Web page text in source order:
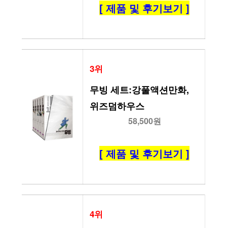
[ 제품 및 후기보기 ]
3위
무빙 세트:강풀액션만화,
위즈덤하우스
58,500원
[ 제품 및 후기보기 ]
4위